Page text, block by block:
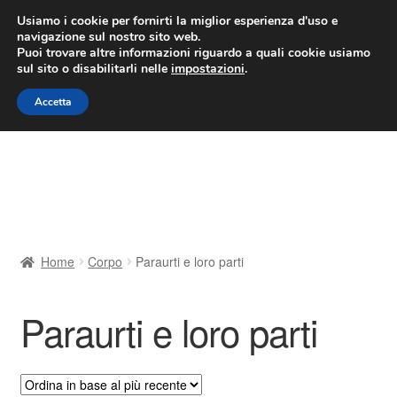
CONSEGNA da 7 EUR
Lun-Ven 9:00 - 16:00/800 580 290
Vai
alla
navigazione
Vai
al
contenuto
Contatto
Il mio account
Home Corpo Paraurti e loro parti
Paraurti e loro parti
Usiamo i cookie per fornirti la miglior esperienza d'uso e
navigazione sul nostro sito web.
Puoi trovare altre informazioni riguardo a quali cookie usiamo
sul sito o disabilitarli nelle impostazioni.
Accetta